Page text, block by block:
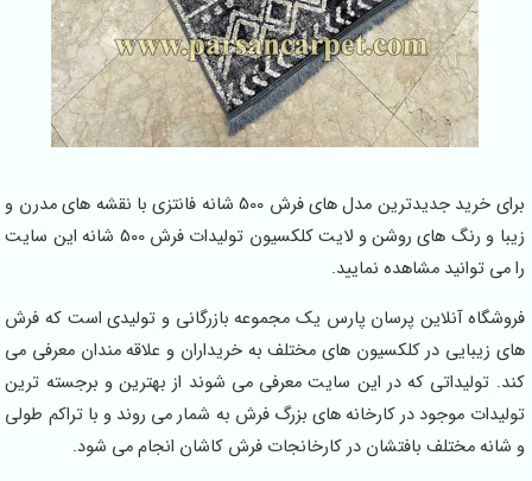
برای خرید جدیدترین مدل های فرش 500 شانه فانتزی با نقشه های مدرن و
زیبا و رنگ های روشن و لایت کلکسیون تولیدات فرش 500 شانه این سایت
را می توانید مشاهده نمایید.
فروشگاه آنلاین پرسان پارس یک مجموعه بازرگانی و تولیدی است که فرش
های زیبایی در کلکسیون های مختلف به خریداران و علاقه مندان معرفی می
کند. تولیداتی که در این سایت معرفی می شوند از بهترین و برجسته ترین
تولیدات موجود در کارخانه های بزرگ فرش به شمار می روند و با تراکم طولی
و شانه مختلف بافتشان در کارخانجات فرش کاشان انجام می شود.